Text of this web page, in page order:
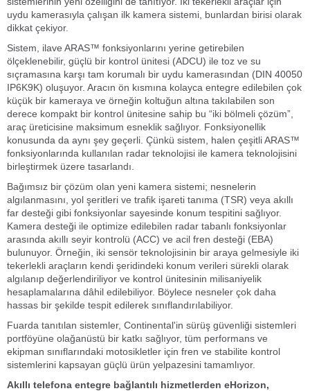
uydu kamerasıyla çalışan ilk kamera sistemi, bunlardan birisi olarak
dikkat çekiyor.
Sistem, ilave ARAS™ fonksiyonlarını yerine getirebilen
ölçeklenebilir, güçlü bir kontrol ünitesi (ADCU) ile toz ve su
sıçramasına karşı tam korumalı bir uydu kamerasından (DIN 40050
IP6K9K) oluşuyor. Aracın ön kısmına kolayca entegre edilebilen çok
küçük bir kameraya ve örneğin koltuğun altına takılabilen son
derece kompakt bir kontrol ünitesine sahip bu “iki bölmeli çözüm”,
araç üreticisine maksimum esneklik sağlıyor. Fonksiyonellik
konusunda da aynı şey geçerli. Çünkü sistem, halen çeşitli ARAS™
fonksiyonlarında kullanılan radar teknolojisi ile kamera teknolojisini
birleştirmek üzere tasarlandı.
Bağımsız bir çözüm olan yeni kamera sistemi; nesnelerin
algılanmasını, yol şeritleri ve trafik işareti tanıma (TSR) veya akıllı
far desteği gibi fonksiyonlar sayesinde konum tespitini sağlıyor.
Kamera desteği ile optimize edilebilen radar tabanlı fonksiyonlar
arasında akıllı seyir kontrolü (ACC) ve acil fren desteği (EBA)
bulunuyor. Örneğin, iki sensör teknolojisinin bir araya gelmesiyle iki
tekerlekli araçların kendi şeridindeki konum verileri sürekli olarak
algılanıp değerlendiriliyor ve kontrol ünitesinin milisaniyelik
hesaplamalarına dâhil edilebiliyor. Böylece nesneler çok daha
hassas bir şekilde tespit edilerek sınıflandırılabiliyor.
Fuarda tanıtılan sistemler, Continental'in sürüş güvenliği sistemleri
portföyüne olağanüstü bir katkı sağlıyor, tüm performans ve
ekipman sınıflarındaki motosikletler için fren ve stabilite kontrol
sistemlerini kapsayan güçlü ürün yelpazesini tamamlıyor.
Akıllı telefona entegre bağlantılı hizmetlerden eHorizon,